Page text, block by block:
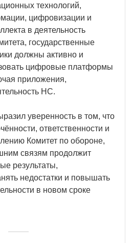
технологий,
цифровизации и
в деятельность
государственные
должны активно и
цифровые платформы
приложения,
НС.
уверенность в том, что
ответственности и
Комитет по обороне,
связям продолжит
результаты,
недостатки и повышать
в новом сроке